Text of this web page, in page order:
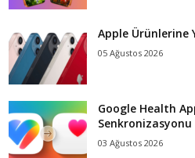
Apple Ürünlerine
05 Ağustos 2026
Google Health
03 Ağustos 2026